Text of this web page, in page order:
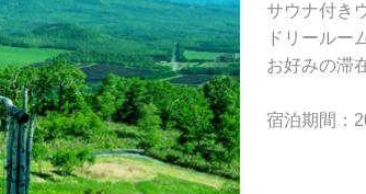
サウナ付き
ドリールー
お好みの滞
宿泊期間：